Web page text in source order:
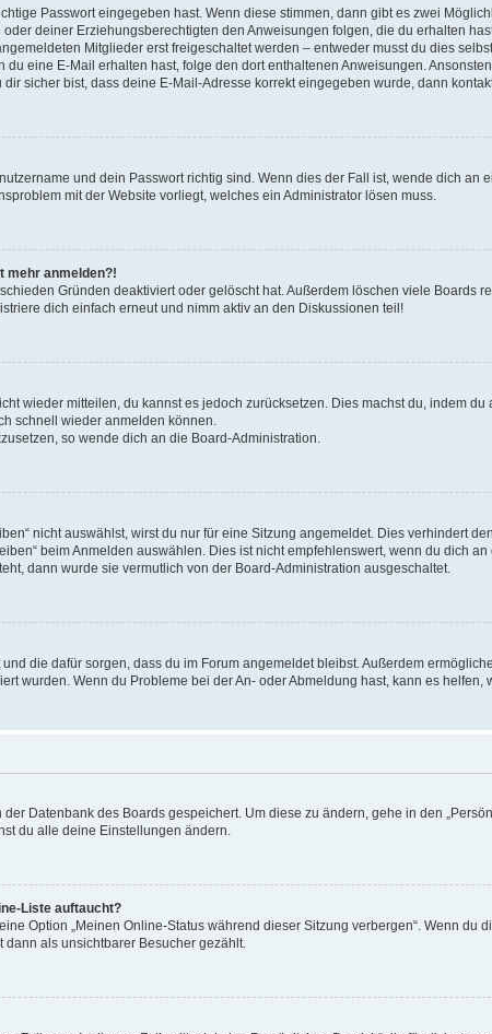
Passwort eingegeben hast. Wenn diese stimmen, dann gibt es zwei
deiner Erziehungsberechtigten den Anweisungen folgen, die du erhalten
Mitglieder erst freigeschaltet werden – entweder musst du dies
eine E-Mail erhalten hast, folge den dort enthaltenen Anweisungen.
sicher bist, dass deine E-Mail-Adresse korrekt eingegeben wurde, dann
und dein Passwort richtig sind. Wenn dies der Fall ist, wende dich an
mit der Website vorliegt, welches ein Administrator lösen muss.
mehr anmelden?!
Gründen deaktiviert oder gelöscht hat. Außerdem löschen viele Boards
dich einfach erneut und nimm aktiv an den Diskussionen teil!
wieder mitteilen, du kannst es jedoch zurücksetzen. Dies machst du, indem
schnell wieder anmelden können.
so wende dich an die Board-Administration.
nicht auswählst, wirst du nur für eine Sitzung angemeldet. Dies verhindert
beim Anmelden auswählen. Dies ist nicht empfehlenswert, wenn du dich
dann wurde sie vermutlich von der Board-Administration ausgeschaltet.
die dafür sorgen, dass du im Forum angemeldet bleibst. Außerdem
wurden. Wenn du Probleme bei der An- oder Abmeldung hast, kann es helfen,
Datenbank des Boards gespeichert. Um diese zu ändern, gehe in den
du alle deine Einstellungen ändern.
Liste auftaucht?
Option „Meinen Online-Status während dieser Sitzung verbergen“. Wenn du
als unsichtbarer Besucher gezählt.